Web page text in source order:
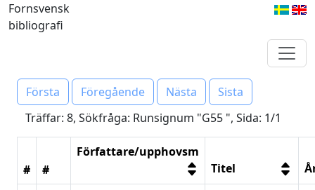
Fornsvensk
bibliografi
Första Föregående Nästa
Sista
Träffar: 8, Sökfråga: Runsignum "G55 ", Sida: 1/1
# #
Författare/upphovsm
Titel